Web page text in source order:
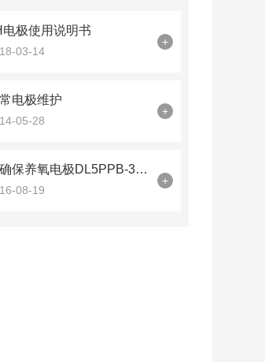
电极使用说明书
03-14
+
电极维护
05-28
+
正确保养氧电极DL5PPB-300-0000可使功能性更好
08-19
+